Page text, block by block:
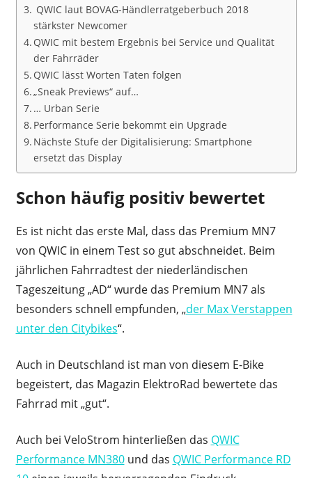
QWIC laut BOVAG-Händlerratgeberbuch 2018
stärkster Newcomer
QWIC mit bestem Ergebnis bei Service und Qualität
der Fahrräder
QWIC lässt Worten Taten folgen
„Sneak Previews“ auf…
… Urban Serie
Performance Serie bekommt ein Upgrade
Nächste Stufe der Digitalisierung: Smartphone
ersetzt das Display
Schon häufig positiv bewertet
Es ist nicht das erste Mal, dass das Premium MN7
von QWIC in einem Test so gut abschneidet. Beim
jährlichen Fahrradtest der niederländischen
Tageszeitung „AD“ wurde das Premium MN7 als
besonders schnell empfunden, „der Max Verstappen
unter den Citybikes“.
Auch in Deutschland ist man von diesem E-Bike
begeistert, das Magazin ElektroRad bewertete das
Fahrrad mit „gut“.
Auch bei VeloStrom hinterließen das QWIC
Performance MN380und das QWIC Performance RD